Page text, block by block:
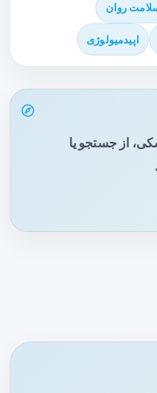
روان
اپیدمیولوژی
از جستجو یا